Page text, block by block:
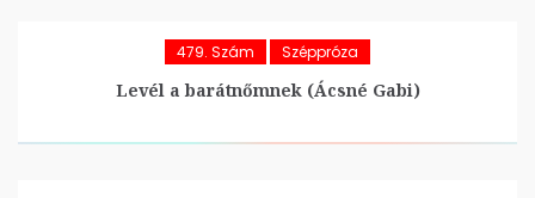
479. Szám Széppróza
Levél a barátnőmnek (Ácsné Gabi)